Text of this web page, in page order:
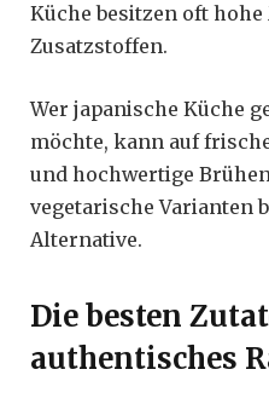
Küche besitzen oft
Zusatzstoffen.
Wer japanische Küche
möchte, kann auf
und hochwertige
vegetarische Varianten
Alternative.
Die besten
authentisches